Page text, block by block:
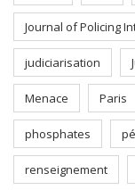
Journal of Policing
judiciarisation
Menace Paris
phosphates
renseignement